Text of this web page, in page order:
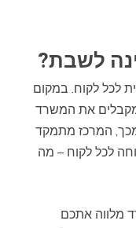
לשבת?
לכל לקוח. במקום
את המשרד
המרכז מתמקד
לכל לקוח – מה
מלווה אתכם